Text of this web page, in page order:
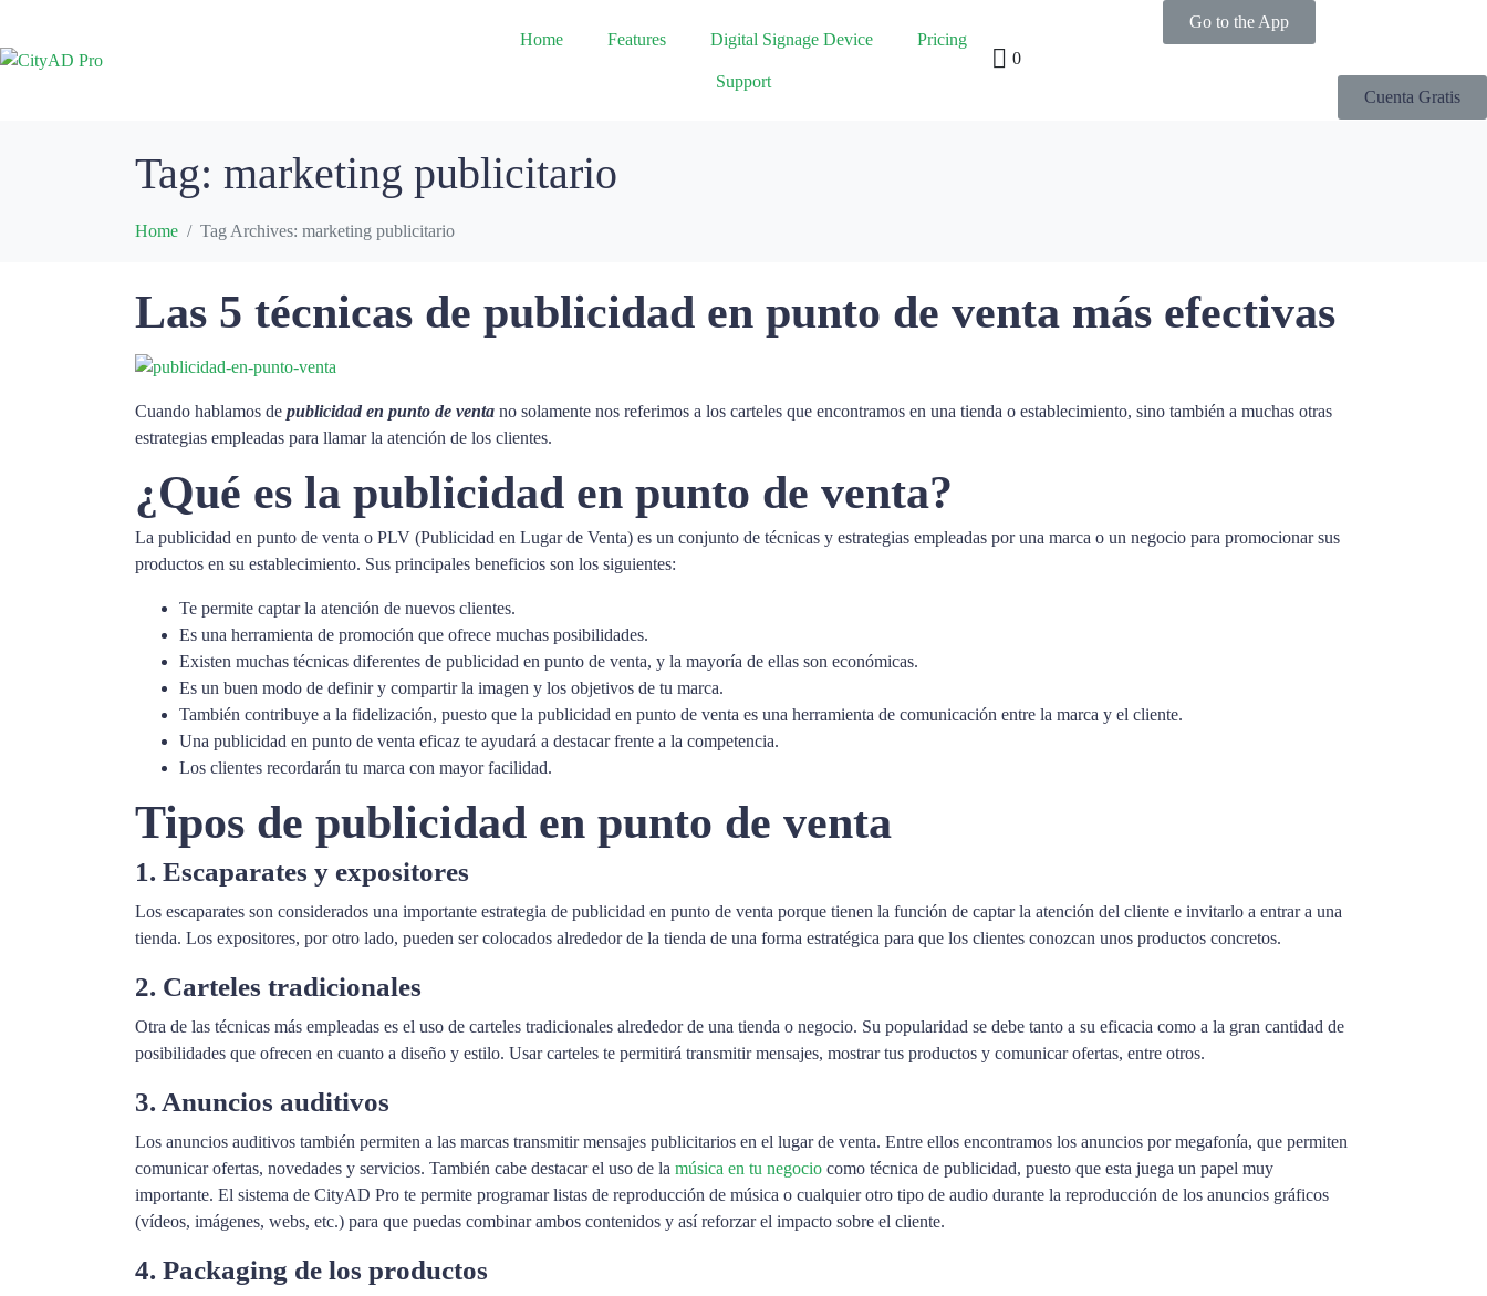
Home Features Digital Signage Device Pricing
Support
Go to the App
0
Cuenta Gratis
Tag: marketing publicitario
Home Tag Archives: marketing publicitario
Las 5 técnicas de publicidad en punto de venta más efectivas
Cuando hablamos de publicidad en punto de venta no solamente nos referimos a los carteles que encontramos en una tienda o establecimiento, sino también a muchas otras
estrategias empleadas para llamar la atención de los clientes.
¿Qué es la publicidad en punto de venta?
La publicidad en punto de venta o PLV (Publicidad en Lugar de Venta) es un conjunto de técnicas y estrategias empleadas por una marca o un negocio para promocionar sus
productos en su establecimiento. Sus principales beneficios son los siguientes:
Te permite captar la atención de nuevos clientes.
Es una herramienta de promoción que ofrece muchas posibilidades.
Existen muchas técnicas diferentes de publicidad en punto de venta, y la mayoría de ellas son económicas.
Es un buen modo de definir y compartir la imagen y los objetivos de tu marca.
También contribuye a la fidelización, puesto que la publicidad en punto de venta es una herramienta de comunicación entre la marca y el cliente.
Una publicidad en punto de venta eficaz te ayudará a destacar frente a la competencia.
Los clientes recordarán tu marca con mayor facilidad.
Tipos de publicidad en punto de venta
1. Escaparates y expositores
Los escaparates son considerados una importante estrategia de publicidad en punto de venta porque tienen la función de captar la atención del cliente e invitarlo a entrar a una
tienda. Los expositores, por otro lado, pueden ser colocados alrededor de la tienda de una forma estratégica para que los clientes conozcan unos productos concretos.
2. Carteles tradicionales
Otra de las técnicas más empleadas es el uso de carteles tradicionales alrededor de una tienda o negocio. Su popularidad se debe tanto a su eficacia como a la gran cantidad de
posibilidades que ofrecen en cuanto a diseño y estilo. Usar carteles te permitirá transmitir mensajes, mostrar tus productos y comunicar ofertas, entre otros.
3. Anuncios auditivos
Los anuncios auditivos también permiten a las marcas transmitir mensajes publicitarios en el lugar de venta. Entre ellos encontramos los anuncios por megafonía, que permiten
comunicar ofertas, novedades y servicios. También cabe destacar el uso de la música en tu negocio como técnica de publicidad, puesto que esta juega un papel muy
importante. El sistema de CityAD Pro te permite programar listas de reproducción de música o cualquier otro tipo de audio durante la reproducción de los anuncios gráficos
(vídeos, imágenes, webs, etc.) para que puedas combinar ambos contenidos y así reforzar el impacto sobre el cliente.
4. Packaging de los productos